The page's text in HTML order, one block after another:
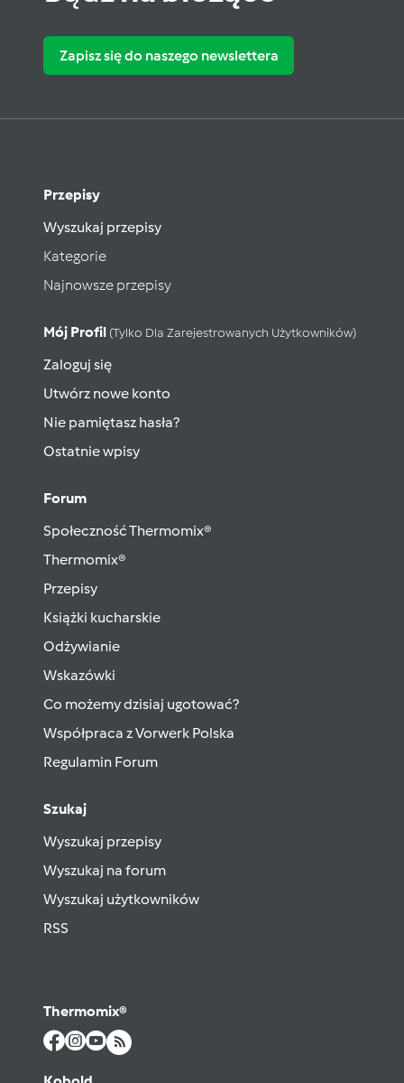
Zapisz się do naszego newslettera
Przepisy
Wyszukaj przepisy
Kategorie
Najnowsze przepisy
Mój Profil (tylko Dla Zarejestrowanych Użytkowników)
Zaloguj się
Utwórz nowe konto
Nie pamiętasz hasła?
Ostatnie wpisy
Forum
Społeczność Thermomix®
Thermomix®
Przepisy
Książki kucharskie
Odżywianie
Wskazówki
Co możemy dzisiaj ugotować?
Współpraca z Vorwerk Polska
Regulamin Forum
Szukaj
Wyszukaj przepisy
Wyszukaj na forum
Wyszukaj użytkowników
RSS
Thermomix®